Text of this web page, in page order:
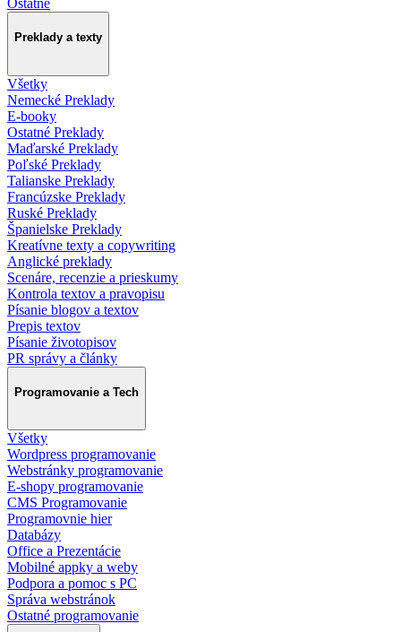
Ostatné
Preklady a texty
Všetky
Nemecké Preklady
E-booky
Ostatné Preklady
Maďarské Preklady
Poľské Preklady
Talianske Preklady
Francúzske Preklady
Ruské Preklady
Španielske Preklady
Kreatívne texty a copywriting
Anglické preklady
Scenáre, recenzie a prieskumy
Kontrola textov a pravopisu
Písanie blogov a textov
Prepis textov
Písanie životopisov
PR správy a články
Programovanie a Tech
Všetky
Wordpress programovanie
Webstránky programovanie
E-shopy programovanie
CMS Programovanie
Programovnie hier
Databázy
Office a Prezentácie
Mobilné appky a weby
Podpora a pomoc s PC
Správa webstránok
Ostatné programovanie